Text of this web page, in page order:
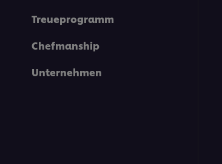
Treueprogramm
Chefmanship
Unternehmen